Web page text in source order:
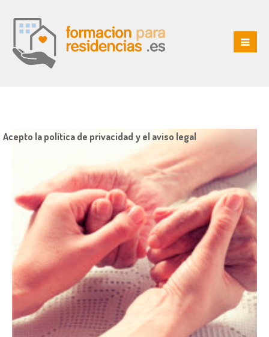
Acepto la política de privacidad y el aviso legal